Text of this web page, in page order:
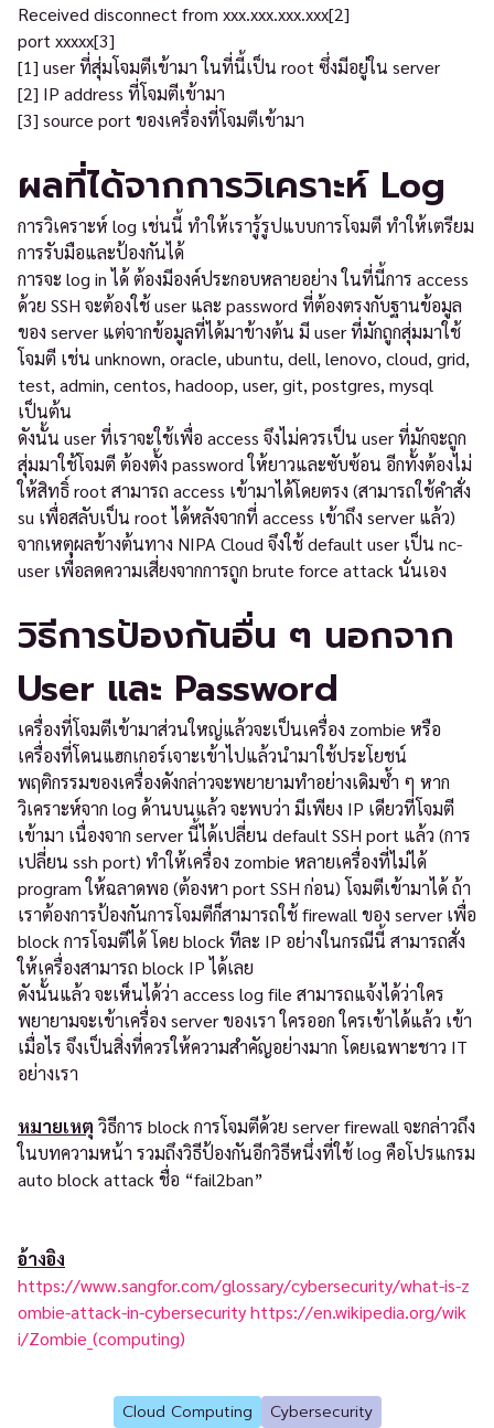
Received disconnect from xxx.xxx.xxx.xxx[2]
port xxxxx[3]
[1] user ที่สุ่มโจมตีเข้ามา ในที่นี้เป็น root ซึ่งมีอยู่ใน server
[2] IP address ที่โจมตีเข้ามา
[3] source port ของเครื่องที่โจมตีเข้ามา
ผลที่ได้จากการวิเคราะห์ Log
การวิเคราะห์ log เช่นนี้ ทำให้เรารู้รูปแบบการโจมตี ทำให้เตรียม
การรับมือและป้องกันได้
การจะ log in ได้ ต้องมีองค์ประกอบหลายอย่าง ในที่นี้การ access
ด้วย SSH จะต้องใช้ user และ password ที่ต้องตรงกับฐานข้อมูล
ของ server แต่จากข้อมูลที่ได้มาข้างต้น มี user ที่มักถูกสุ่มมาใช้
โจมตี เช่น unknown, oracle, ubuntu, dell, lenovo, cloud, grid,
test, admin, centos, hadoop, user, git, postgres, mysql
เป็นต้น
ดังนั้น user ที่เราจะใช้เพื่อ access จึงไม่ควรเป็น user ที่มักจะถูก
สุ่มมาใช้โจมตี ต้องตั้ง password ให้ยาวและซับซ้อน อีกทั้งต้องไม่
ให้สิทธิ์ root สามารถ access เข้ามาได้โดยตรง (สามารถใช้คำสั่ง
su เพื่อสลับเป็น root ได้หลังจากที่ access เข้าถึง server แล้ว)
จากเหตุผลข้างต้นทาง NIPA Cloud จึงใช้ default user เป็น nc-
user เพื่อลดความเสี่ยงจากการถูก brute force attack นั่นเอง
วิธีการป้องกันอื่น ๆ นอกจาก
User และ Password
เครื่องที่โจมตีเข้ามาส่วนใหญ่แล้วจะเป็นเครื่อง zombie หรือ
เครื่องที่โดนแฮกเกอร์เจาะเข้าไปแล้วนำมาใช้ประโยชน์
พฤติกรรมของเครื่องดังกล่าวจะพยายามทำอย่างเดิมซ้ำ ๆ หาก
วิเคราะห์จาก log ด้านบนแล้ว จะพบว่า มีเพียง IP เดียวที่โจมตี
เข้ามา เนื่องจาก server นี้ได้เปลี่ยน default SSH port แล้ว (การ
เปลี่ยน ssh port) ทำให้เครื่อง zombie หลายเครื่องที่ไม่ได้
program ให้ฉลาดพอ (ต้องหา port SSH ก่อน) โจมตีเข้ามาได้ ถ้า
เราต้องการป้องกันการโจมตีก็สามารถใช้ firewall ของ server เพื่อ
block การโจมตีได้ โดย block ทีละ IP อย่างในกรณีนี้ สามารถสั่ง
ให้เครื่องสามารถ block IP ได้เลย
ดังนั้นแล้ว จะเห็นได้ว่า access log file สามารถแจ้งได้ว่าใคร
พยายามจะเข้าเครื่อง server ของเรา ใครออก ใครเข้าได้แล้ว เข้า
เมื่อไร จึงเป็นสิ่งที่ควรให้ความสำคัญอย่างมาก โดยเฉพาะชาว IT
อย่างเรา
หมายเหตุ วิธีการ block การโจมตีด้วย server firewall จะกล่าวถึง
ในบทความหน้า รวมถึงวิธีป้องกันอีกวิธีหนึ่งที่ใช้ log คือโปรแกรม
auto block attack ชื่อ “fail2ban”
อ้างอิง
https://www.sangfor.com/glossary/cybersecurity/what-is-z
ombie-attack-in-cybersecurityhttps://en.wikipedia.org/wik
i/Zombie_(computing)
Cloud Computing Cybersecurity